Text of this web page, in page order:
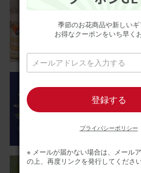
気分上がります
いち
用途：
自宅用
可愛らしいサイズです
愛犬のお供えに購入しましたが、可愛ら
横にちょうどよかったです。
季節のお花商品や新しいギ
お得なクーポンをいち早く
登録する
プライバシーポリシー
※ メールが届かない場合は、メール
の上、再度リンクを発行してください